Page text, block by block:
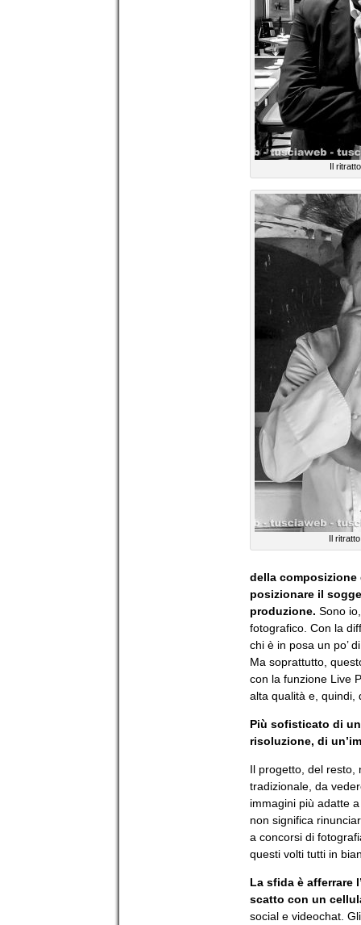
Il
Il
della
posizionare il
produzione. Sono
fotografico. Con la
chi è in posa un po’
Ma soprattutto,
con la funzione Live
alta qualità e, quindi,
Più sofisticato di
risoluzione, di
Il progetto, del resto,
tradizionale, da
immagini più adatte
non significa
a concorsi di
questi volti tutti in
La sfida è afferrare
scatto con un
social e videochat.